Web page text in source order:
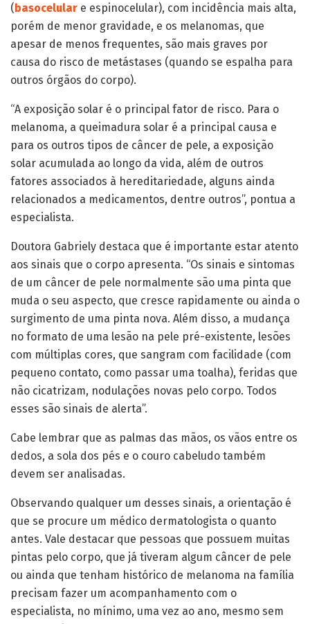
(basocelular e espinocelular), com incidência mais alta,
porém de menor gravidade, e os melanomas, que
apesar de menos frequentes, são mais graves por
causa do risco de metástases (quando se espalha para
outros órgãos do corpo).
“A exposição solar é o principal fator de risco. Para o
melanoma, a queimadura solar é a principal causa e
para os outros tipos de câncer de pele, a exposição
solar acumulada ao longo da vida, além de outros
fatores associados à hereditariedade, alguns ainda
relacionados a medicamentos, dentre outros”, pontua a
especialista.
Doutora Gabriely destaca que é importante estar atento
aos sinais que o corpo apresenta. “Os sinais e sintomas
de um câncer de pele normalmente são uma pinta que
muda o seu aspecto, que cresce rapidamente ou ainda o
surgimento de uma pinta nova. Além disso, a mudança
no formato de uma lesão na pele pré-existente, lesões
com múltiplas cores, que sangram com facilidade (com
pequeno contato, como passar uma toalha), feridas que
não cicatrizam, nodulações novas pelo corpo. Todos
esses são sinais de alerta”.
Cabe lembrar que as palmas das mãos, os vãos entre os
dedos, a sola dos pés e o couro cabeludo também
devem ser analisadas.
Observando qualquer um desses sinais, a orientação é
que se procure um médico dermatologista o quanto
antes. Vale destacar que pessoas que possuem muitas
pintas pelo corpo, que já tiveram algum câncer de pele
ou ainda que tenham histórico de melanoma na família
precisam fazer um acompanhamento com o
especialista, no mínimo, uma vez ao ano, mesmo sem